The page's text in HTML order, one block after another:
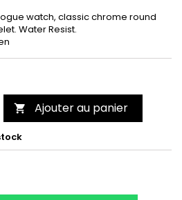
watch, classic chrome round
Water Resist.
 Ajouter au panier